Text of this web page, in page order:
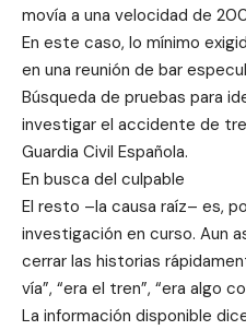
movía a una velocidad de
En este caso, lo mínimo
en una reunión de bar
Búsqueda de pruebas para
investigar el accidente de
Guardia Civil Española.
En busca del culpable
El resto –la causa raíz– es,
investigación en curso. Aun
cerrar las historias
vía”, “era el tren”, “era algo
La información disponible